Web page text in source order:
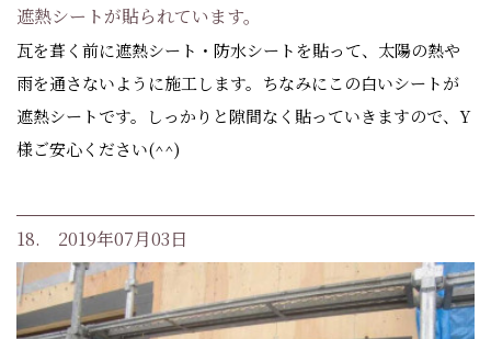
遮熱シートが貼られています。
瓦を葺く前に遮熱シート・防水シートを貼って、太陽の熱や
雨を通さないように施工します。ちなみにこの白いシートが
遮熱シートです。しっかりと隙間なく貼っていきますので、Y
様ご安心ください(^^)
18. 2019年07月03日